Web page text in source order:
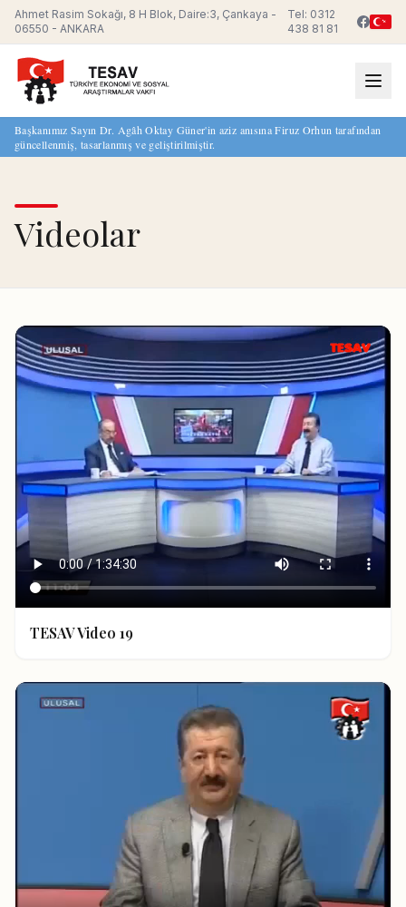
Ahmet Rasim Sokağı, 8 H Blok, Daire:3, Çankaya -
06550 - ANKARA
Tel: 0312
438 81 81
Başkanımız Sayın Dr. Agâh Oktay Güner'in aziz anısına Firuz Orhun tarafından
güncellenmiş, tasarlanmış ve geliştirilmiştir.
Videolar
TESAV Video 19